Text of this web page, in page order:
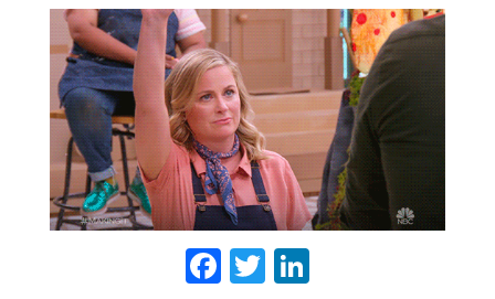
Facebook
Twitter